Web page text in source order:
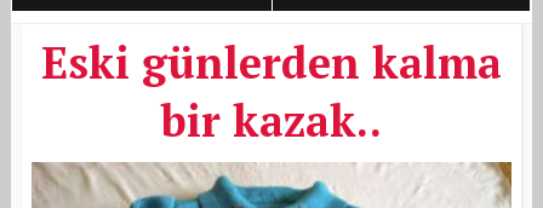
Eski günlerden kalma
bir kazak..